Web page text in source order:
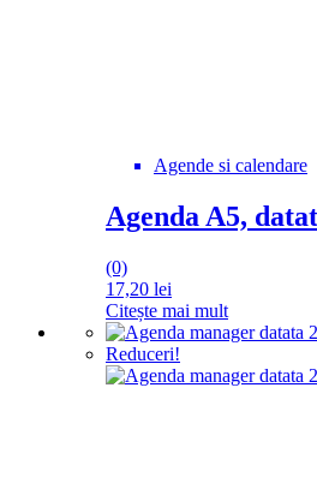
Agende si calendare
Agenda A5,
(0)
17,20 lei
Citește mai mult
Reduceri!